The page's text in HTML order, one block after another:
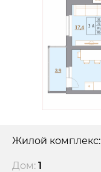
Жилой комплекс:
Дом: 1